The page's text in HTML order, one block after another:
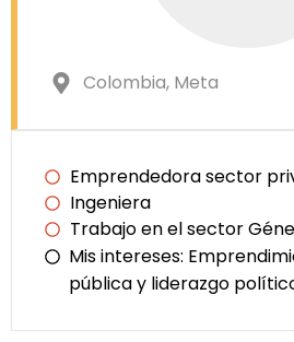
Colombia, Meta
Emprendedora sector
Ingeniera
Trabajo en el sector
Mis intereses:
pública y liderazgo